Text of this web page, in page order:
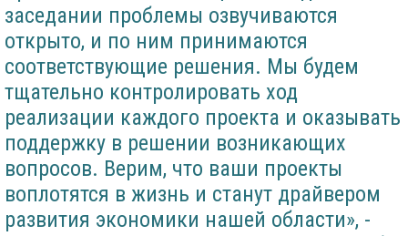
заседании проблемы озвучиваются
открыто, и по ним принимаются
соответствующие решения. Мы будем
тщательно контролировать ход
реализации каждого проекта и оказывать
поддержку в решении возникающих
вопросов. Верим, что ваши проекты
воплотятся в жизнь и станут драйвером
развития экономики нашей области», -